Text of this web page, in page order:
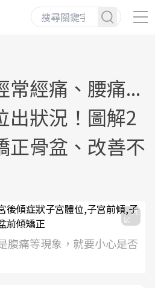
常經痛、腰痛...
出狀況！圖解2
正骨盆、改善不
腹痛等現象，就要小心是否